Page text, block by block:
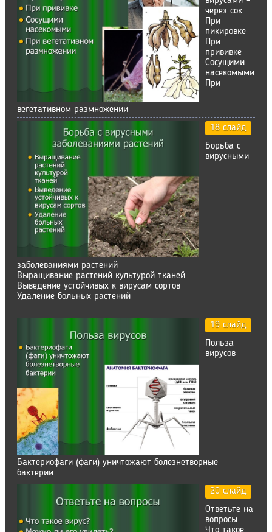
через сок
При
пикировке
При
прививке
Сосущими
насекомыми
При
вегетативном размножении
18 слайд
Борьба с
вирусными
заболеваниями растений
Выращивание растений культурой тканей
Выведение устойчивых к вирусам сортов
Удаление больных растений
19 слайд
Польза
вирусов
Бактериофаги (фаги) уничтожают болезнетворные
бактерии
20 слайд
Ответьте на
вопросы